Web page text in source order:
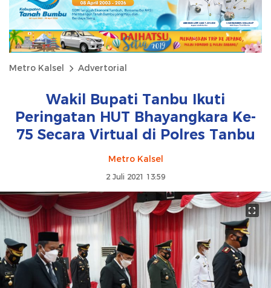
Metro Kalsel Advertorial
Wakil Bupati Tanbu Ikuti
Peringatan HUT Bhayangkara Ke-
75 Secara Virtual di Polres Tanbu
Metro Kalsel
2 Juli 2021 13:59